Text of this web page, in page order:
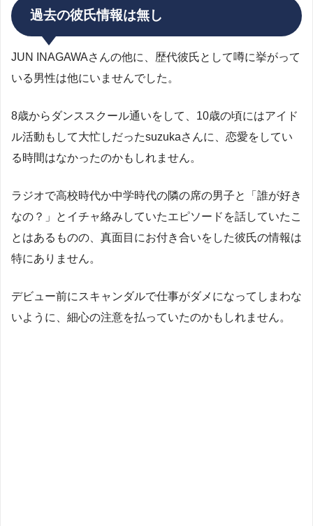
過去の彼氏情報は無し
JUN INAGAWAさんの他に、歴代彼氏として噂に挙がって
いる男性は他にいませんでした。
8歳からダンススクール通いをして、10歳の頃にはアイド
ル活動もして大忙しだったsuzukaさんに、恋愛をしてい
る時間はなかったのかもしれません。
ラジオで高校時代か中学時代の隣の席の男子と「誰が好き
なの？」とイチャ絡みしていたエピソードを話していたこ
とはあるものの、真面目にお付き合いをした彼氏の情報は
特にありません。
デビュー前にスキャンダルで仕事がダメになってしまわな
いように、細心の注意を払っていたのかもしれません。